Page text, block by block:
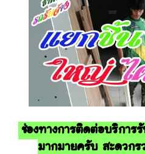
ช่องทางการติดต่อบริการ
มากมายครับ สะดวกร